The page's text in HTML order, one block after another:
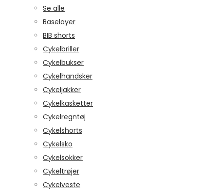
Se alle
Baselayer
BIB shorts
Cykelbriller
Cykelbukser
Cykelhandsker
Cykeljakker
Cykelkasketter
Cykelregntøj
Cykelshorts
Cykelsko
Cykelsokker
Cykeltrøjer
Cykelveste